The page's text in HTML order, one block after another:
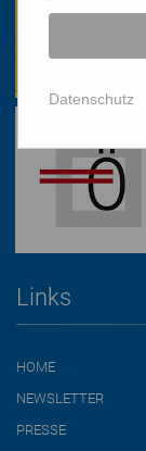
Links
HOME
NEWSLETTER
PRESSE
Datenschutz